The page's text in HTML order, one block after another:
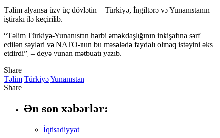
Təlim alyansa üzv üç dövlətin – Türkiyə, İngiltərə və Yunanıstanın
iştirakı ilə keçirilib.
“Təlim Türkiyə-Yunanıstan hərbi əməkdaşlığının inkişafına sərf
edilən səyləri və NATO-nun bu məsələdə faydalı olmaq istəyini əks
etdirdi”, – deyə yunan mətbuatı yazıb.
Share
Təlim TürkiyəYunanıstan
Share
Ən son xəbərlər:
İqtisadiyyat